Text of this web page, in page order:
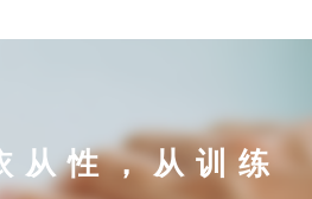
从性，从训练